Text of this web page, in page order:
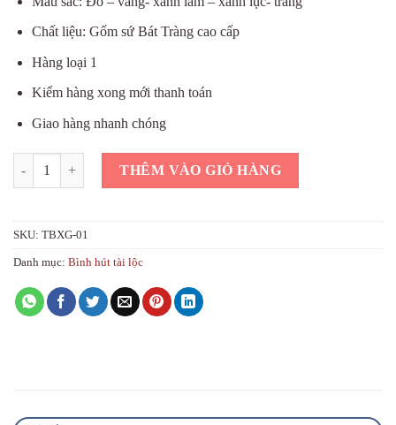
Chất liệu: Gốm sứ Bát Tràng cao cấp
Hàng loại 1
Kiểm hàng xong mới thanh toán
Giao hàng nhanh chóng
Bình phong thủy thuận buồm xuôi gió đỏ dát vàng số lượng
THÊM VÀO GIỎ HÀNG
SKU: TBXG-01
Danh mục: Bình hút tài lộc